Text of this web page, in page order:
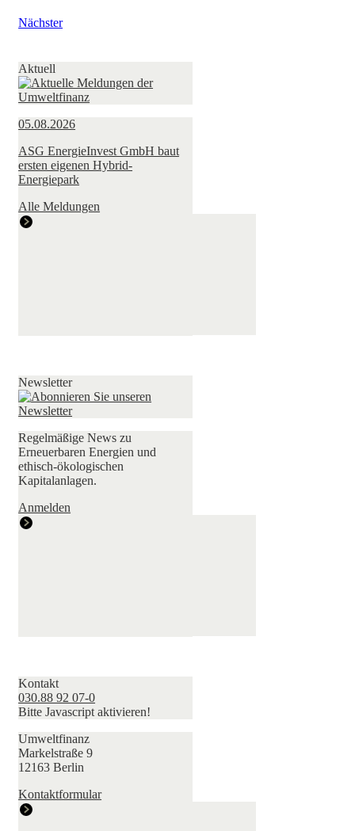
Nächster
Aktuell
05.08.2026
ASG EnergieInvest GmbH baut
ersten eigenen Hybrid-
Energiepark
Alle Meldungen
Newsletter
Regelmäßige News zu
Erneuerbaren Energien und
ethisch-ökologischen
Kapitalanlagen.
Anmelden
Kontakt
030.88 92 07-0
Bitte Javascript aktivieren!
Umweltfinanz
Markelstraße 9
12163 Berlin
Kontaktformular